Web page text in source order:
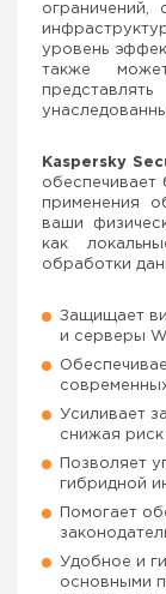
уровень
также
Kaspersky
обеспечивает
применения
ваши
как
обработки
Защищает
и серверы
Усиливает
снижая
Позволяет
гибридной
Помогает
Удобное и
основными